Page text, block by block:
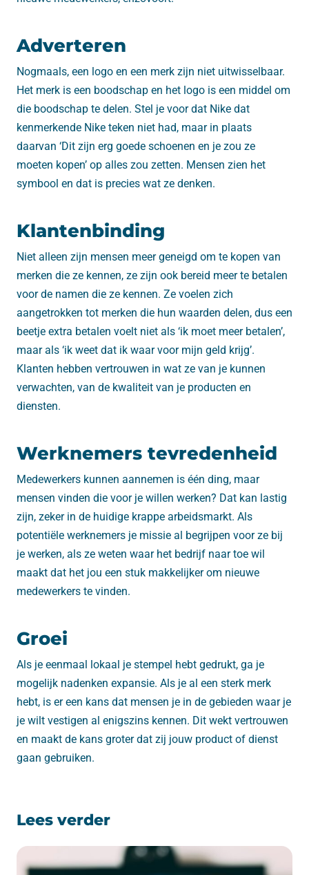
Adverteren
Nogmaals, een logo en een merk zijn niet uitwisselbaar.
Het merk is een boodschap en het logo is een middel om
die boodschap te delen. Stel je voor dat Nike dat
kenmerkende Nike teken niet had, maar in plaats
daarvan ‘Dit zijn erg goede schoenen en je zou ze
moeten kopen’ op alles zou zetten. Mensen zien het
symbool en dat is precies wat ze denken.
Klantenbinding
Niet alleen zijn mensen meer geneigd om te kopen van
merken die ze kennen, ze zijn ook bereid meer te betalen
voor de namen die ze kennen. Ze voelen zich
aangetrokken tot merken die hun waarden delen, dus een
beetje extra betalen voelt niet als ‘ik moet meer betalen’,
maar als ‘ik weet dat ik waar voor mijn geld krijg’.
Klanten hebben vertrouwen in wat ze van je kunnen
verwachten, van de kwaliteit van je producten en
diensten.
Werknemers tevredenheid
Medewerkers kunnen aannemen is één ding, maar
mensen vinden die voor je willen werken? Dat kan lastig
zijn, zeker in de huidige krappe arbeidsmarkt. Als
potentiële werknemers je missie al begrijpen voor ze bij
je werken, als ze weten waar het bedrijf naar toe wil
maakt dat het jou een stuk makkelijker om nieuwe
medewerkers te vinden.
Groei
Als je eenmaal lokaal je stempel hebt gedrukt, ga je
mogelijk nadenken expansie. Als je al een sterk merk
hebt, is er een kans dat mensen je in de gebieden waar je
je wilt vestigen al enigszins kennen. Dit wekt vertrouwen
en maakt de kans groter dat zij jouw product of dienst
gaan gebruiken.
Lees verder